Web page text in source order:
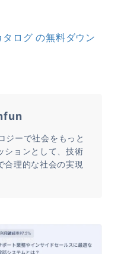
ログ の無料ダウン
ジーで社会をもっと
ションとして、技術
合理的な社会の実現